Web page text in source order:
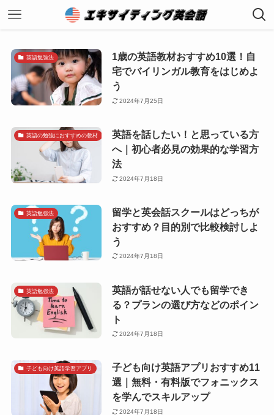
英語勉強法
1歳の英語教材おすすめ10選！自
宅でバイリンガル教育をはじめよ
う
2024年7月25日
英語の勉強におすすめの教材
英語を話したい！と思っている方
へ｜初心者必見の効果的な学習方
法
2024年7月18日
英語勉強法
留学と英会話スクールはどっちが
おすすめ？目的別で比較検討しよ
う
2024年7月18日
英語勉強法
英語が話せない人でも留学でき
る？プランの選び方などのポイン
ト
2024年7月18日
子ども向け英語学習アプリ
子ども向け英語アプリおすすめ11
選｜無料・有料版でフォニックス
を学んでスキルアップ
2024年7月18日